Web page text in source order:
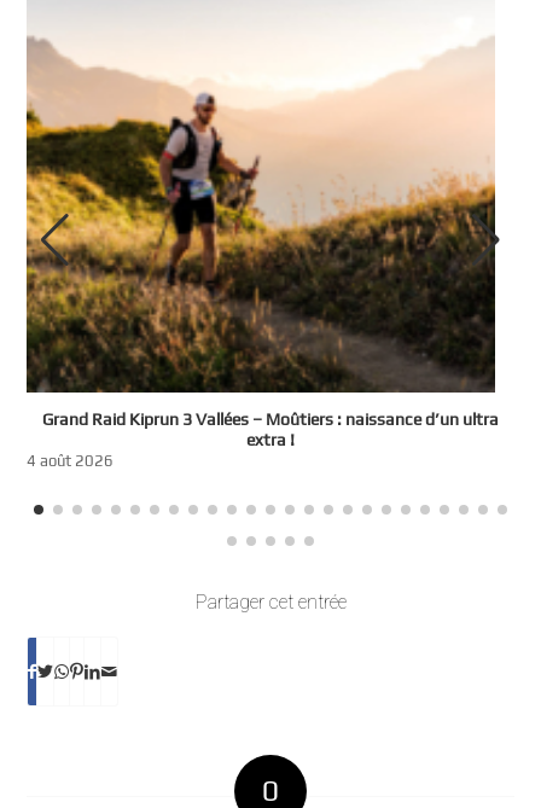
Grand Raid Kiprun 3 Vallées – Moûtiers : naissance d’un ultra
extra !
4 août 2026
Partager cet entrée
0